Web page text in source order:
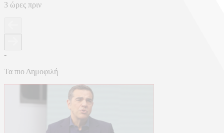
3 ώρες πριν
-
Τα πιο Δημοφιλή